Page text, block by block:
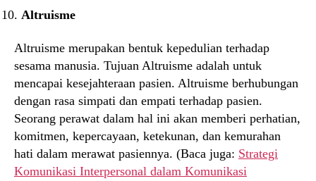
Altruisme
Altruisme merupakan bentuk kepedulian terhadap
sesama manusia. Tujuan Altruisme adalah untuk
mencapai kesejahteraan pasien. Altruisme berhubungan
dengan rasa simpati dan empati terhadap pasien.
Seorang perawat dalam hal ini akan memberi perhatian,
komitmen, kepercayaan, ketekunan, dan kemurahan
hati dalam merawat pasiennya. (Baca juga: Strategi
Komunikasi Interpersonal dalam Komunikasi